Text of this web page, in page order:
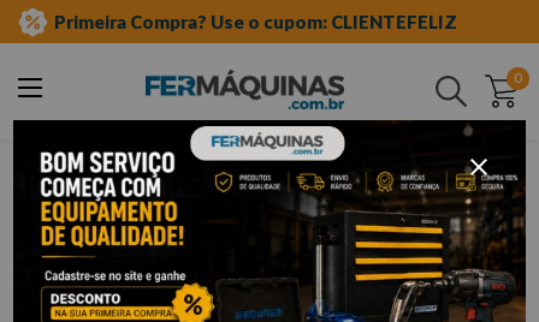
Primeira Compra? Use o cupom: CLIENTEFELIZ
0
Buscar
ferramentas manuais
soquetes e acessórios
soquetes de meia"
estriados